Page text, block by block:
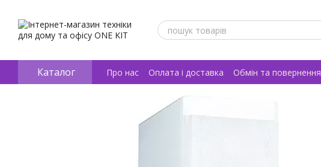
Каталог Про нас Оплата і доставка Обмін та повернення
Відгуки про магазин